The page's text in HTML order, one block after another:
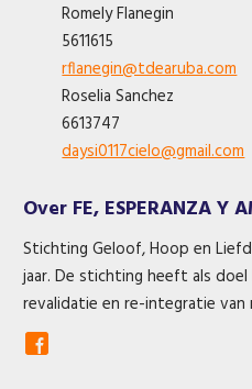
RomelyFlanegin
5611615
rflanegin@tdearuba.com
RoseliaSanchez
6613747
daysi0117cielo@gmail.com
Over FE, ESPERANZA Y
Stichting Geloof, Hoop en
jaar. De stichting heeft als
revalidatie en re-integratie van